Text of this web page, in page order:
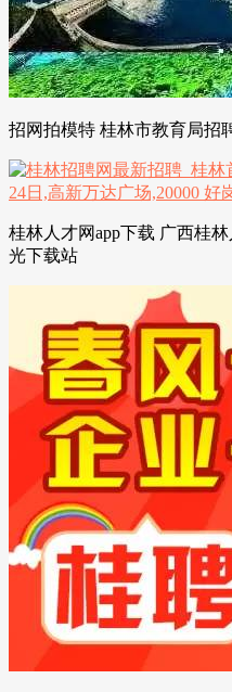
招网拍模特 桂林市教育局招
桂林人才网app下载 广西桂
光下载站